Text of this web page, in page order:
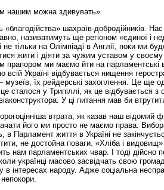
нашим можна здивувать».
«благодійства» шахраїв-добродійників.
називатимуть ще регіоном «єдиної і
не тільки на Олімпіаді в Англії, поки ми
жити і діяти за чужим уставом у своєму
прапором ми маємо йти на
всій Україні відбувається нищення
музеїв, їх рейдерські захоплення. Це ще
це сталося у Трипіллі, як це відбувається
У ці питання мав би
втрата, як казав наш відомий
його ми просто не маємо права.
в Парламент життя в Україні не
не достойна поваги. «Хліба і
нам парламентських чвар. І тоді дійсно
коли українці масово засвідчать свою
в інтересах народу. Адже соціальна
непокори.